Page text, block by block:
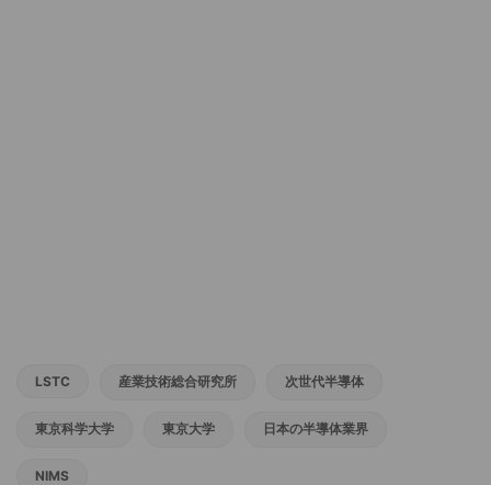
LSTC 産業技術総合研究所 次世代半導体
東京科学大学 東京大学 日本の半導体業界
NIMS